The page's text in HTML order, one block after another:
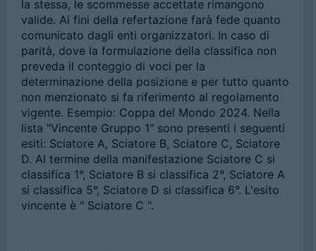
la stessa, le scommesse accettate rimangono
valide. Ai fini della refertazione farà fede quanto
comunicato dagli enti organizzatori. In caso di
parità, dove la formulazione della classifica non
preveda il conteggio di voci per la
determinazione della posizione e per tutto quanto
non menzionato si fa riferimento al regolamento
vigente. Esempio: Coppa del Mondo 2024. Nella
lista "Vincente Gruppo 1" sono presenti i seguenti
esiti: Sciatore A, Sciatore B, Sciatore C, Sciatore
D. Al termine della manifestazione Sciatore C si
classifica 1°, Sciatore B si classifica 2°, Sciatore A
si classifica 5°, Sciatore D si classifica 6°. L'esito
vincente è " Sciatore C ".